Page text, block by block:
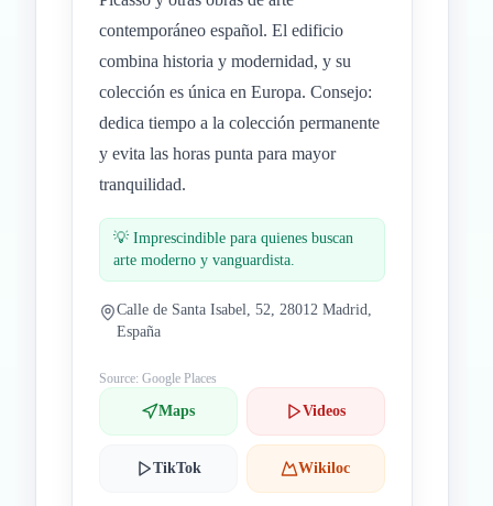
contemporáneo español. El edificio
combina historia y modernidad, y su
colección es única en Europa. Consejo:
dedica tiempo a la colección permanente
y evita las horas punta para mayor
tranquilidad.
💡 Imprescindible para quienes buscan
arte moderno y vanguardista.
Calle de Santa Isabel, 52, 28012 Madrid,
España
Source: Google Places
Maps Videos
TikTok Wikiloc